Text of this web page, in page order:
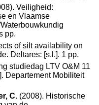
Veiligheid:
en Vlaamse
pp.
of silt availability on
Deltares: [s.l.]. 1 pp.
studiedag LTV O&M 11
Departement Mobiliteit
C. (2008). Historische